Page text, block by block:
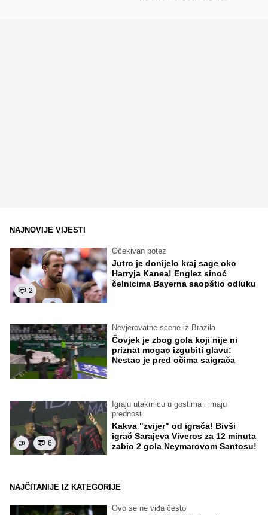
NAJNOVIJE VIJESTI
2
Očekivan potez
Jutro je donijelo kraj sage oko
Harryja Kanea! Englez sinoć
čelnicima Bayerna saopštio odluku
Nevjerovatne scene iz Brazila
Čovjek je zbog gola koji nije ni
priznat mogao izgubiti glavu:
Nestao je pred očima saigrača
6
Igraju utakmicu u gostima i imaju
prednost
Kakva "zvijer" od igrača! Bivši
igrač Sarajeva Viveros za 12 minuta
zabio 2 gola Neymarovom Santosu!
NAJČITANIJE IZ KATEGORIJE
Ovo se ne viđa često